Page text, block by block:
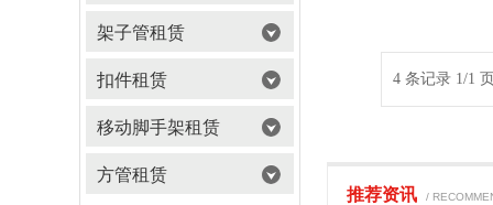
4 条记录 1/1 页
推荐资讯 /
架子管租赁
扣件租赁
移动脚手架租赁
方管租赁